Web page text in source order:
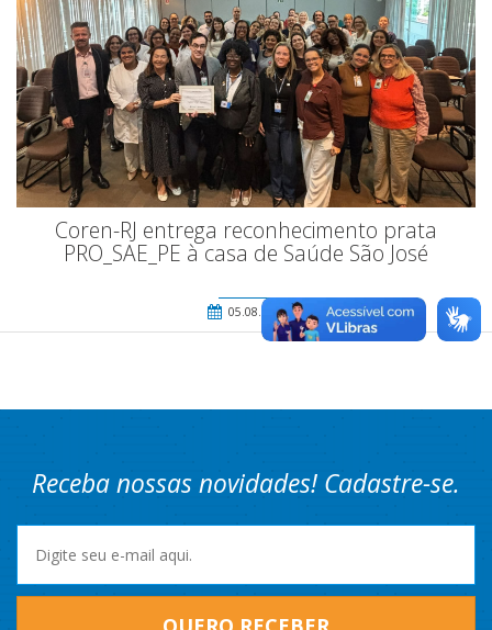
Coren-RJ entrega reconhecimento prata
PRO_SAE_PE à casa de Saúde São José
05.08.2026
Receba nossas novidades! Cadastre-se.